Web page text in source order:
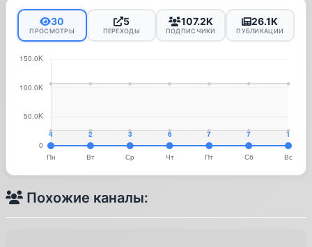
30
ПРОСМОТРЫ
5
ПЕРЕХОДЫ
107.2K
ПОДПИСЧИКИ
26.1K
ПУБЛИКАЦИИ
Похожие каналы: